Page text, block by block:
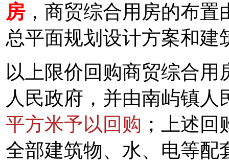
房 ，商贸综合用房的布
总平面规划设计方案和建
以上限价回购商贸综合
人民政府，并由南屿镇人
平方米予以回购 ；上述
全部建筑物、水、电等配